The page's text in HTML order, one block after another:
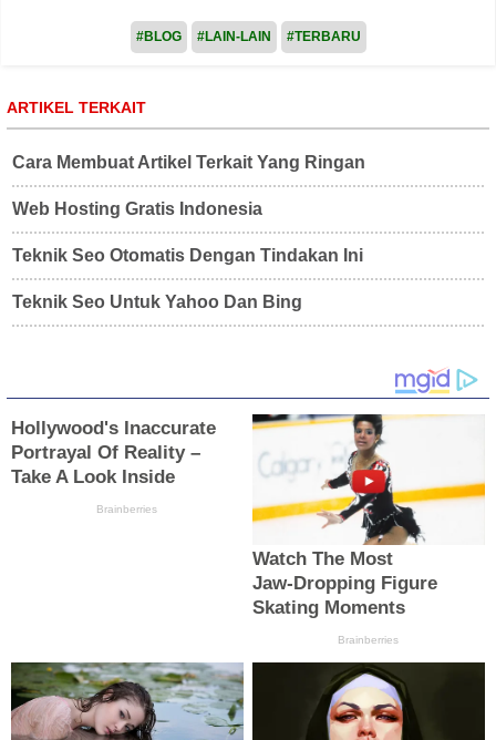
#BLOG #LAIN-LAIN #TERBARU
ARTIKEL TERKAIT
Cara Membuat Artikel Terkait Yang Ringan
Web Hosting Gratis Indonesia
Teknik Seo Otomatis Dengan Tindakan Ini
Teknik Seo Untuk Yahoo Dan Bing